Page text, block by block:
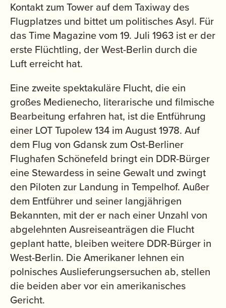
Kontakt zum Tower auf dem Taxiway des
Flugplatzes und bittet um politisches Asyl. Für
das Time Magazine vom 19. Juli 1963 ist er der
erste Flüchtling, der West-Berlin durch die
Luft erreicht hat.
Eine zweite spektakuläre Flucht, die ein
großes Medienecho, literarische und filmische
Bearbeitung erfahren hat, ist die Entführung
einer LOT Tupolew 134 im August 1978. Auf
dem Flug von Gdansk zum Ost-Berliner
Flughafen Schönefeld bringt ein DDR-Bürger
eine Stewardess in seine Gewalt und zwingt
den Piloten zur Landung in Tempelhof. Außer
dem Entführer und seiner langjährigen
Bekannten, mit der er nach einer Unzahl von
abgelehnten Ausreiseanträgen die Flucht
geplant hatte, bleiben weitere DDR-Bürger in
West-Berlin. Die Amerikaner lehnen ein
polnisches Auslieferungsersuchen ab, stellen
die beiden aber vor ein amerikanisches
Gericht.